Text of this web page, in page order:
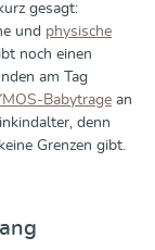
gesagt:
und physische
noch einen
am Tag
Babytrage an
denn
Grenzen gibt.